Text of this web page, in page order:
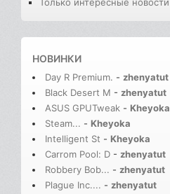
Только интересные новости
НОВИНКИ
Day R Premium. - zhenyatut
Black Desert M - zhenyatut
ASUS GPUTweak - Kheyoka
Steam... - Kheyoka
Intelligent St - Kheyoka
Carrom Pool: D - zhenyatut
Robbery Bob... - zhenyatut
Plague Inc.... - zhenyatut